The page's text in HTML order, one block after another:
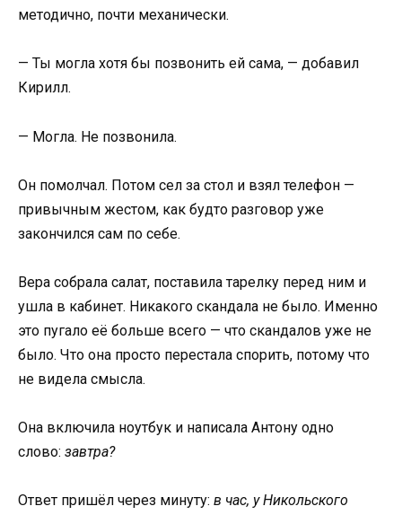
методично, почти механически.
— Ты могла хотя бы позвонить ей сама, — добавил
Кирилл.
— Могла. Не позвонила.
Он помолчал. Потом сел за стол и взял телефон —
привычным жестом, как будто разговор уже
закончился сам по себе.
Вера собрала салат, поставила тарелку перед ним и
ушла в кабинет. Никакого скандала не было. Именно
это пугало её больше всего — что скандалов уже не
было. Что она просто перестала спорить, потому что
не видела смысла.
Она включила ноутбук и написала Антону одно
слово: завтра?
Ответ пришёл через минуту: в час, у Никольского